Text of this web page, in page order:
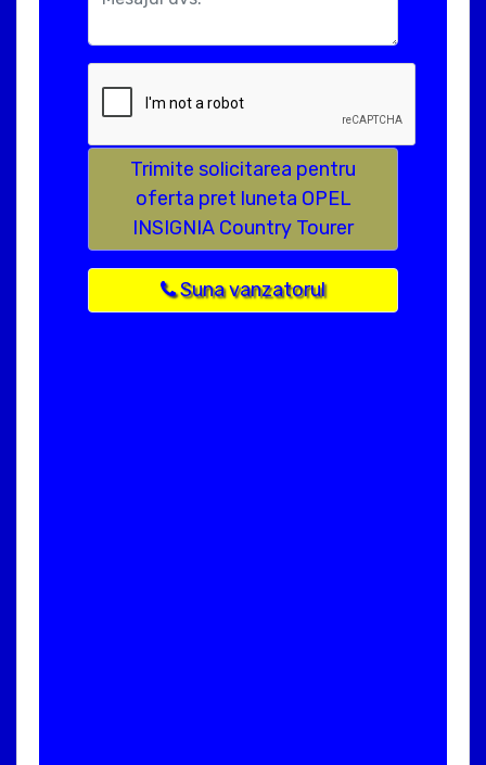
Trimite solicitarea pentru
oferta pret luneta OPEL
INSIGNIA Country Tourer
Suna vanzatorul